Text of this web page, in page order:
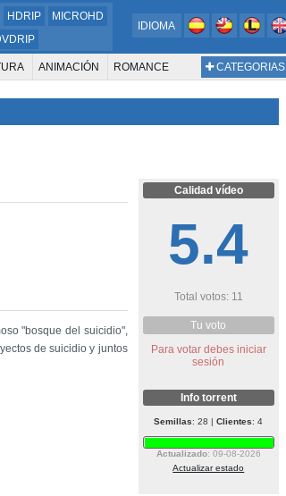
HDRIP
MICROHD
IDIOMA
CATEGORIAS
ANIMACIÓN ROMANCE
"bosque del suicidio",
de suicidio y juntos
Calidad vídeo
5.4
Total votos: 11
Tu voto
Para votar debes iniciar
sesión
Info torrent
Semillas: 28 |Clientes: 4
Actualizado: 09-08-2026
Actualizar estado